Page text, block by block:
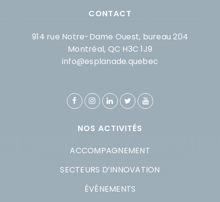
CONTACT
914 rue Notre-Dame Ouest, bureau 204
Montréal, QC H3C 1J9
info@esplanade.quebec
NOS ACTIVITÉS
ACCOMPAGNEMENT
SECTEURS D’INNOVATION
ÉVÉNEMENTS